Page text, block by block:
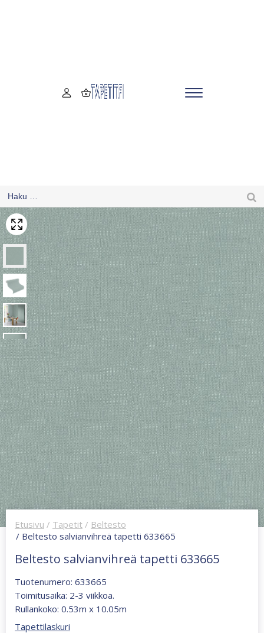
Etusivu / Tapetit / Beltesto
/ Beltesto salvianvihreä tapetti 633665
Beltesto salvianvihreä tapetti 633665
Tuotenumero: 633665
Toimitusaika: 2-3 viikkoa.
Rullankoko: 0.53m x 10.05m
Tapettilaskuri